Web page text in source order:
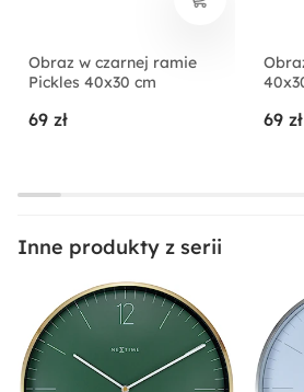
Obraz w czarnej ramie
Pickles 40x30 cm
69 zł 69 zł
Inne produkty z serii